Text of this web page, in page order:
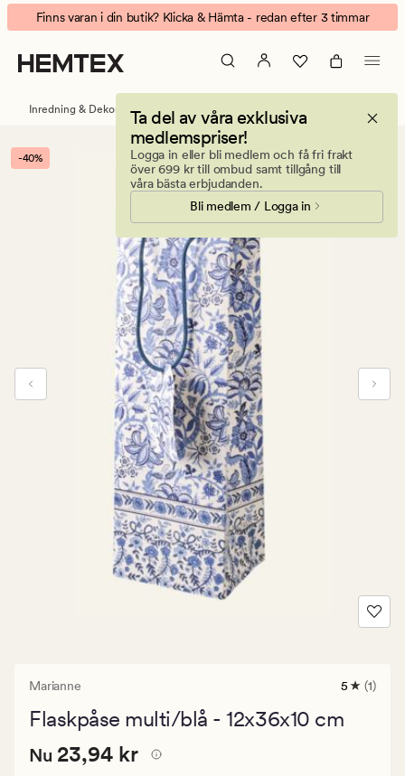
Marianne
flaskpåse
multi/blå
Animerad
banner.
Klicka
på
att
pausa.
Finns varan i din butik? Klicka & Hämta - redan efter 3 timmar
Ta del av våra exklusiva
medlemspriser!
Logga in eller bli medlem och få fri frakt
över 699 kr till ombud samt tillgång till
våra bästa erbjudanden.
Bli medlem / Logga in
Inredning & Dekorationer Present och festtillbehör
-40%
Marianne
1
med
5 (1)
Flaskpåse multi/blå - 12x36x10 cm
Nuvarande
Nuvarande pris
Nu 23,94 kr